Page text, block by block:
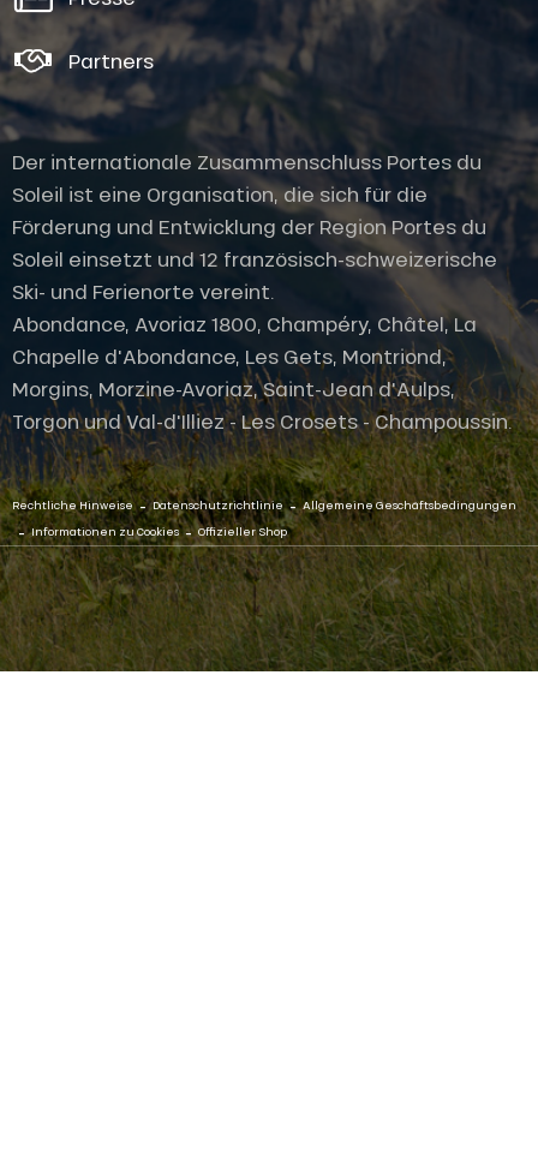
Partners
Der internationale Zusammenschluss Portes du
Soleil ist eine Organisation, die sich für die
Förderung und Entwicklung der Region Portes du
Soleil einsetzt und 12 französisch-schweizerische
Ski- und Ferienorte vereint.
Abondance, Avoriaz 1800, Champéry, Châtel, La
Chapelle d'Abondance, Les Gets, Montriond,
Morgins, Morzine-Avoriaz, Saint-Jean d'Aulps,
Torgon und Val-d'Illiez - Les Crosets - Champoussin.
Rechtliche Hinweise - Datenschutzrichtlinie - Allgemeine Geschäftsbedingungen
- Informationen zu Cookies - Offizieller Shop